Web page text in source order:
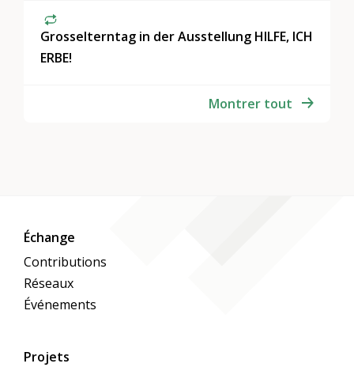
Grosselterntag in der Ausstellung HILFE, ICH
ERBE!
Montrer tout
Échange
Contributions
Réseaux
Événements
Projets